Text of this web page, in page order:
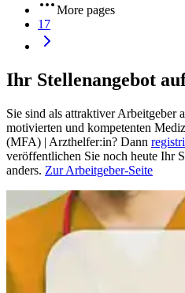
More pages
17
Ihr Stellenangebot
Sie sind als attraktiver Arbeitgeber
motivierten und kompetenten
(MFA) | Arzthelfer:in? Dann
veröffentlichen Sie noch heute Ihr
anders. Zur Arbeitgeber-Seite